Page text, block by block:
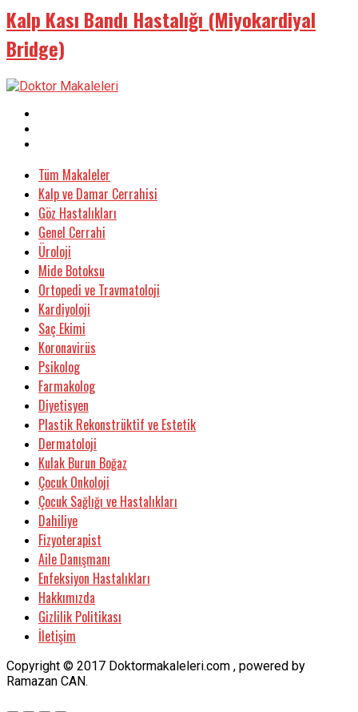
Kalp Kası Bandı Hastalığı (Miyokardiyal
Bridge)
Tüm Makaleler
Kalp ve Damar Cerrahisi
Göz Hastalıkları
Genel Cerrahi
Üroloji
Mide Botoksu
Ortopedi ve Travmatoloji
Kardiyoloji
Saç Ekimi
Koronavirüs
Psikolog
Farmakolog
Diyetisyen
Plastik Rekonstrüktif ve Estetik
Dermatoloji
Kulak Burun Boğaz
Çocuk Onkoloji
Çocuk Sağlığı ve Hastalıkları
Dahiliye
Fizyoterapist
Aile Danışmanı
Enfeksiyon Hastalıkları
Hakkımızda
Gizlilik Politikası
İletişim
Copyright © 2017 Doktormakaleleri.com , powered by
Ramazan CAN.